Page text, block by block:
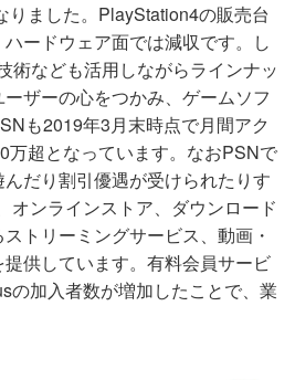
りました。PlayStation4の販売台
ードウェア面では減収です。し
術なども活用しながらラインナッ
ザーの心をつかみ、ゲームソフ
も2019年3月末時点で月間アク
万超となっています。なおPSNで
だり割引優遇が受けられたりす
オンラインストア、ダウンロード
トリーミングサービス、動画・
供しています。有料会員サービ
の加入者数が増加したことで、業